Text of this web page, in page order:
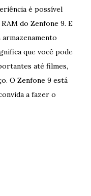
é possível
do Zenfone 9. E
que você pode
até filmes,
O Zenfone 9 está
a fazer o